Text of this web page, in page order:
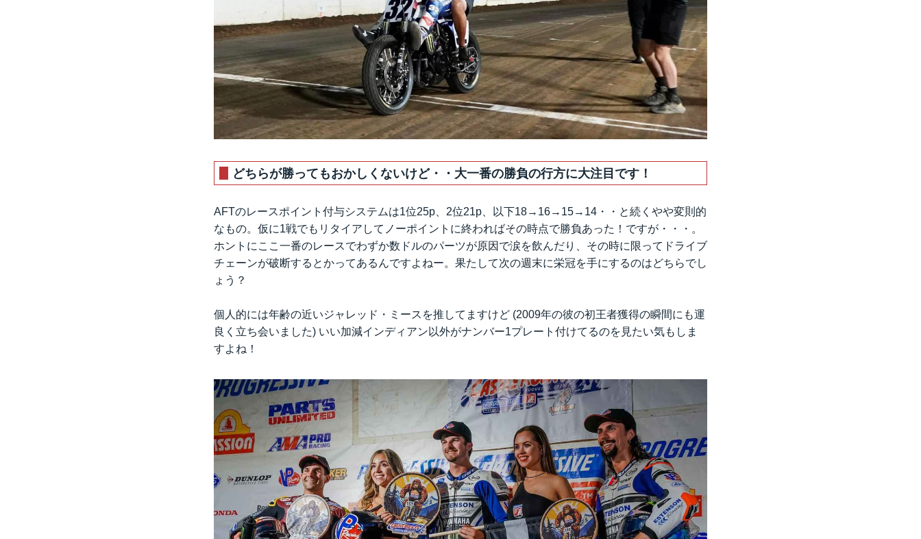
どちらが勝ってもおかしくないけど・・大一番の勝負の行方に大注目です！
AFTのレースポイント付与システムは1位25p、2位21p、以下18→16→15→14・・と続くやや変則的
なもの。仮に1戦でもリタイアしてノーポイントに終わればその時点で勝負あった！ですが・・・。
ホントにここ一番のレースでわずか数ドルのパーツが原因で涙を飲んだり、その時に限ってドライブ
チェーンが破断するとかってあるんですよねー。果たして次の週末に栄冠を手にするのはどちらでし
ょう？
個人的には年齢の近いジャレッド・ミースを推してますけど (2009年の彼の初王者獲得の瞬間にも運
良く立ち会いました) いい加減インディアン以外がナンバー1プレート付けてるのを見たい気もしま
すよね！